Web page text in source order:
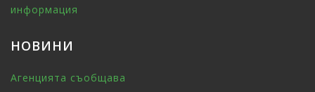
информация
НОВИНИ
Агенцията съобщава